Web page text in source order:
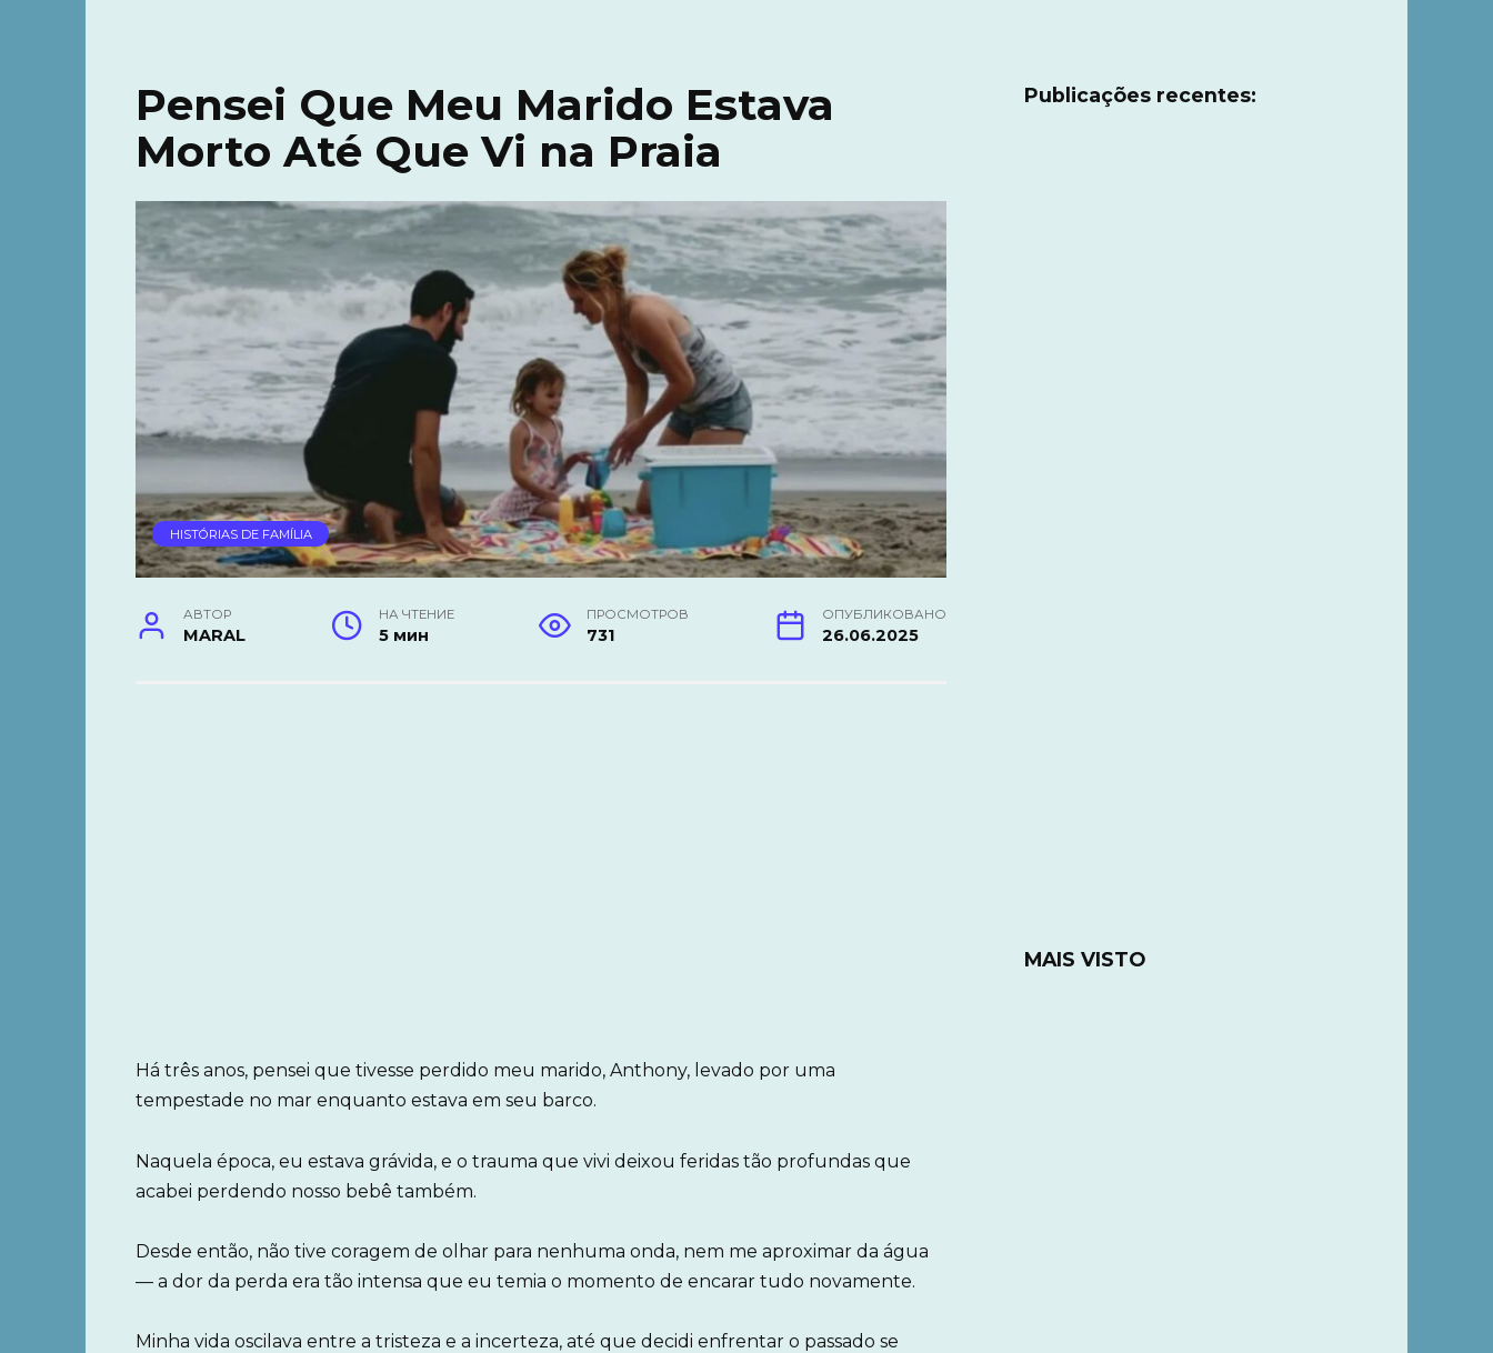
Pensei Que Meu Marido Estava
Morto Até Que Vi na Praia
HISTÓRIAS DE FAMÍLIA
АВТОР
MARAL
НА ЧТЕНИЕ
5 мин
ПРОСМОТРОВ
731
ОПУБЛИКОВАНО
26.06.2025
Há três anos, pensei que tivesse perdido meu marido, Anthony, levado por uma
tempestade no mar enquanto estava em seu barco.
Naquela época, eu estava grávida, e o trauma que vivi deixou feridas tão profundas que
acabei perdendo nosso bebê também.
Desde então, não tive coragem de olhar para nenhuma onda, nem me aproximar da água
— a dor da perda era tão intensa que eu temia o momento de encarar tudo novamente.
Minha vida oscilava entre a tristeza e a incerteza, até que decidi enfrentar o passado se
Publicações recentes:
MAIS VISTO